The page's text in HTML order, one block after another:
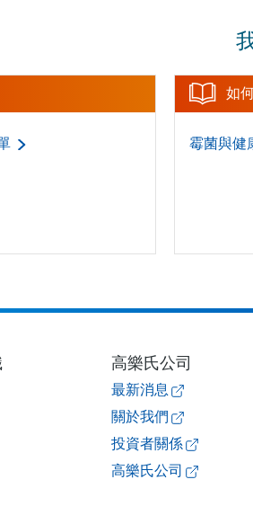
如
霉菌與健
高樂氏公司
最新消息
關於我們
投資者關係
高樂氏公司